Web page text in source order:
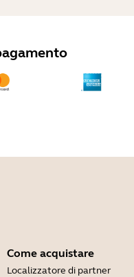
Come acquistare
Localizzatore di partner